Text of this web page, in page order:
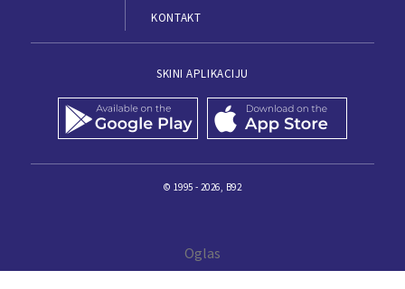
KONTAKT
SKINI APLIKACIJU
© 1995 - 2026, B92